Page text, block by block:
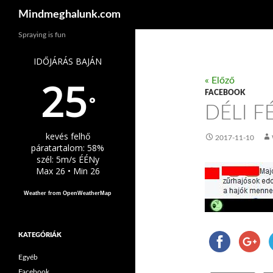
Mindmeghalunk.com
« Előző
FACEBOOK
DÉLI
2017-11-10
Spraying is fun
IDŐJÁRÁS BAJÁN
25°
kevés felhő
páratartalom: 58%
szél: 5m/s ÉÉNy
Max 26 • Min 26
Weather from OpenWeatherMap
KATEGÓRIÁK
Egyéb